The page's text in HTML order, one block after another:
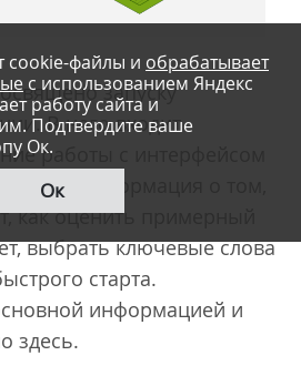
запуску
В него входит
работы с интерфейсом
информация о том,
как оценить примерный
выбрать ключевые слова
старта.
информацией и
здесь.
cookie-файлы и обрабатывает
с использованием Яндекс
работу сайта и
Подтвердите ваше
Ок.
Ок